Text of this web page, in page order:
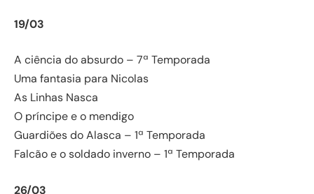
19/03
A ciência do absurdo – 7ª Temporada
Uma fantasia para Nicolas
As Linhas Nasca
O príncipe e o mendigo
Guardiões do Alasca – 1ª Temporada
Falcão e o soldado inverno – 1ª Temporada
26/03